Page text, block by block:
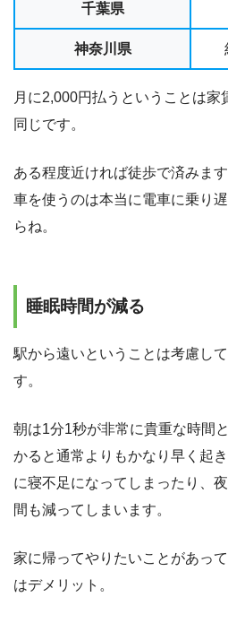
千葉県
神奈川県
月に2,000円払うということは家
同じです。
ある程度近ければ徒歩で済みま
車を使うのは本当に電車に乗り
らね。
睡眠時間が減る
駅から遠いということは考慮し
す。
朝は1分1秒が非常に貴重な時間
かると通常よりもかなり早く起
に寝不足になってしまったり、
間も減ってしまいます。
家に帰ってやりたいことがあっ
はデメリット。